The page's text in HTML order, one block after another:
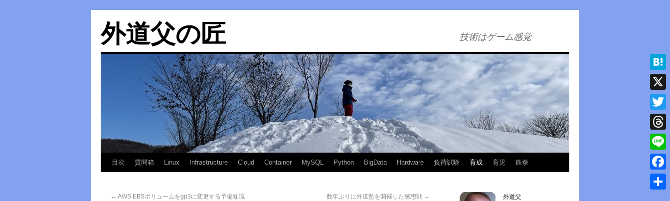
外道父の匠 技術はゲーム感覚
目次 質問箱 Linux Infrastructure Cloud Container MySQL Python BigData Hardware 負荷試験 育成 育児 鉄拳
← AWS EBSボリュームをgp3に変更する予備知識 数年ぶりに外道塾を開催した感想戦 →
外道父
Hatena
X
Twitter
Line